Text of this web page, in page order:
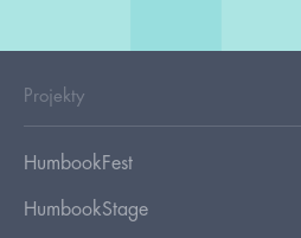
Projekty
HumbookFest
HumbookStage